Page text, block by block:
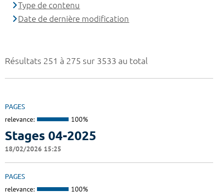
Résultats 251 à 275 sur 3533 au total
PAGES
relevance: 100%
Stages 04-2025
18/02/2026 15:25
PAGES
relevance: 100%
Type de contenu
Date de dernière modification